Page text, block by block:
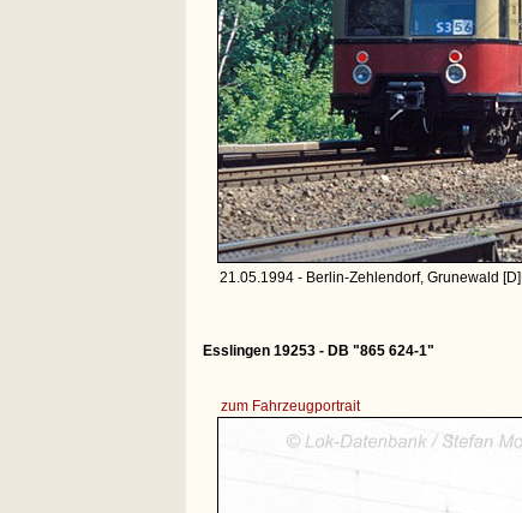
21.05.1994 - Berlin-Zehlendorf, Grunewald [D]
Esslingen 19253 - DB "865 624-1"
zum Fahrzeugportrait